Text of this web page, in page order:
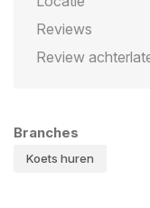
Reviews
Review
Branches
Koets huren